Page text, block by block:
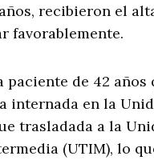
recibieron el
favorablemente.
paciente de 42 años
internada en la
trasladada a la
(UTIM), lo